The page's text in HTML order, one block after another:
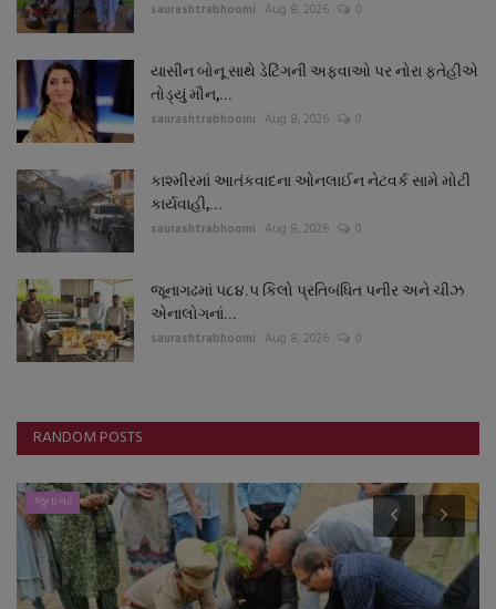
saurashtrabhoomi Aug 8, 2026 0
યાસીન બોનૂ સાથે ડેટિંગની અફવાઓ પર નોરા ફતેહીએ
તોડ્યું મૌન,...
saurashtrabhoomi Aug 8, 2026 0
કાશ્મીરમાં આતંકવાદના ઓનલાઈન નેટવર્ક સામે મોટી
કાર્યવાહી,...
saurashtrabhoomi Aug 8, 2026 0
જૂનાગઢમાં ૫૮૪.૫ કિલો પ્રતિબંધિત પનીર અને ચીઝ
એનાલોગનાં...
saurashtrabhoomi Aug 8, 2026 0
RANDOM POSTS
જુનાગઢ